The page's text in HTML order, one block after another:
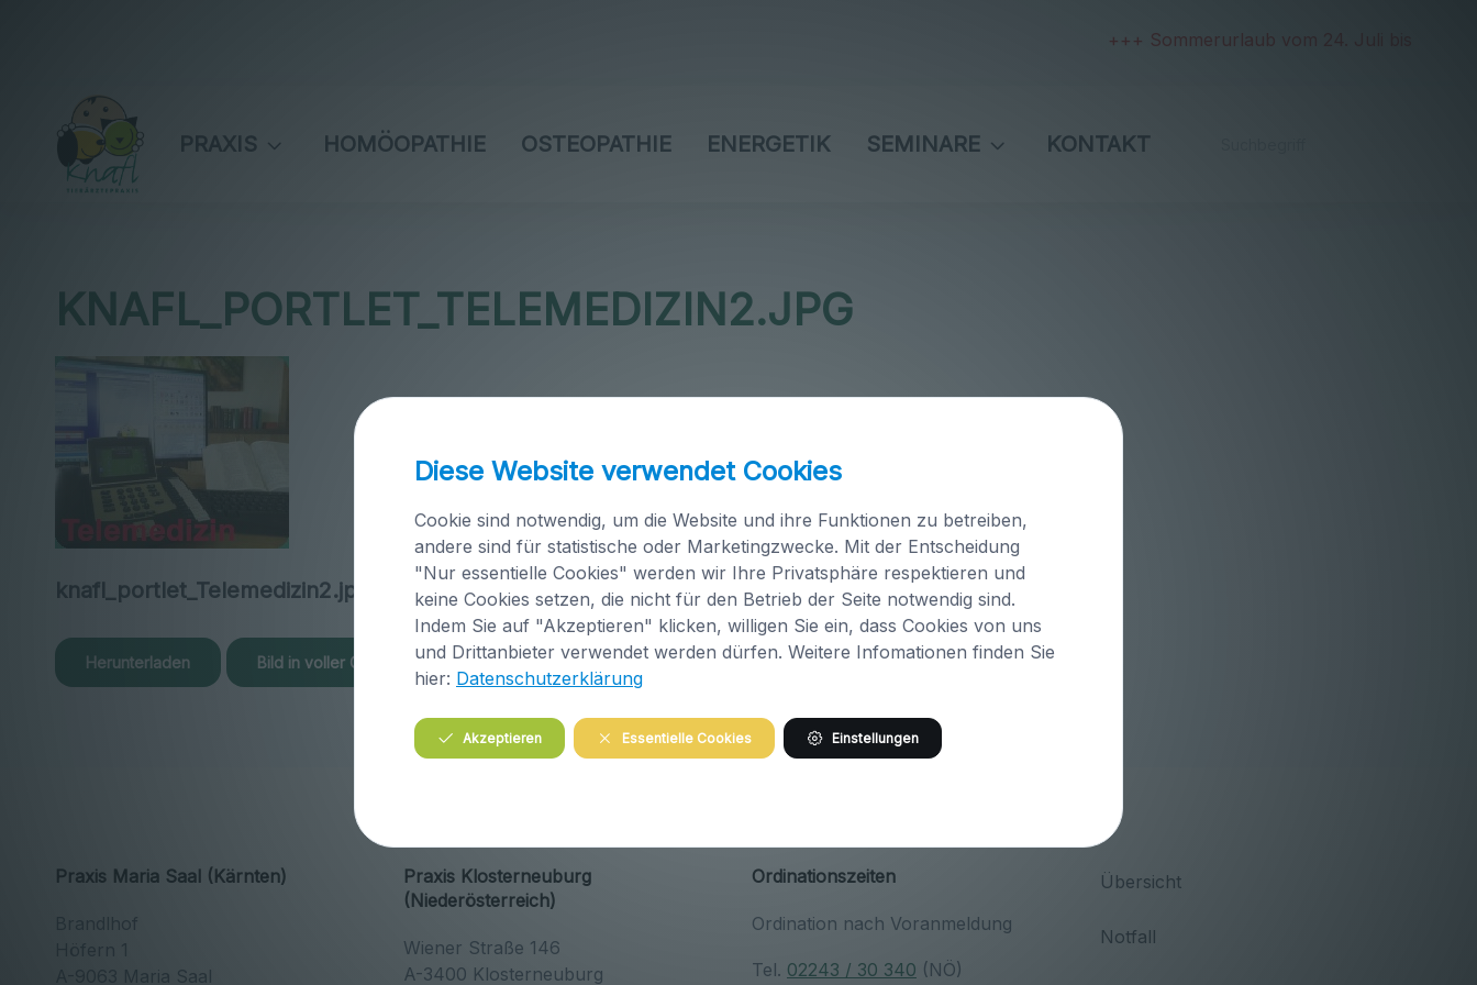
+++ Sommerurlaub vom 24. Juli bis 2. August
PRAXIS HOMÖOPATHIE OSTEOPATHIE ENERGETIK SEMINARE KONTAKT
KNAFL_PORTLET_TELEMEDIZIN2.JPG
knafl_portlet_Telemedizin2.jpg
image/jpeg 213x175
31.9 KB
Herunterladen
Bild in voller Größe anzeigen…
Praxis Maria Saal (Kärnten)
Brandlhof
Höfern 1
A-9063 Maria Saal
Praxis Klosterneuburg
(Niederösterreich)
Wiener Straße 146
A-3400 Klosterneuburg
Ordinationszeiten
Ordination nach Voranmeldung
Tel. 02243 / 30 340 (NÖ)
Übersicht
Notfall
Diese Website verwendet Cookies
Cookie sind notwendig, um die Website und ihre Funktionen zu betreiben,
andere sind für statistische oder Marketingzwecke. Mit der Entscheidung
"Nur essentielle Cookies" werden wir Ihre Privatsphäre respektieren und
keine Cookies setzen, die nicht für den Betrieb der Seite notwendig sind.
Indem Sie auf "Akzeptieren" klicken, willigen Sie ein, dass Cookies von uns
und Drittanbieter verwendet werden dürfen. Weitere Infomationen finden Sie
hier: Datenschutzerklärung
Akzeptieren Essentielle Cookies Einstellungen